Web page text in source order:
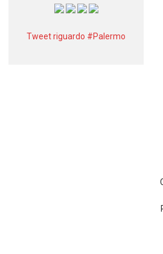
Tweet riguardo #Palermo